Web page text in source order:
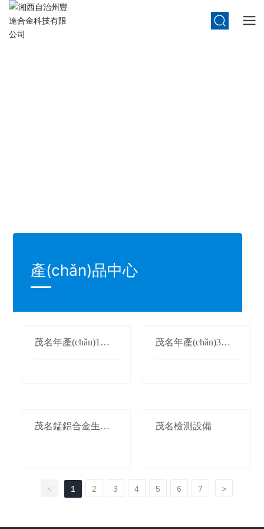
產(chǎn)品中心
茂名年產(chǎn)1萬
茂名年產(chǎn)3萬
茂名錳鋁合金生產(c
茂名檢測設備
< 1 2 3 4 5 6 7 >